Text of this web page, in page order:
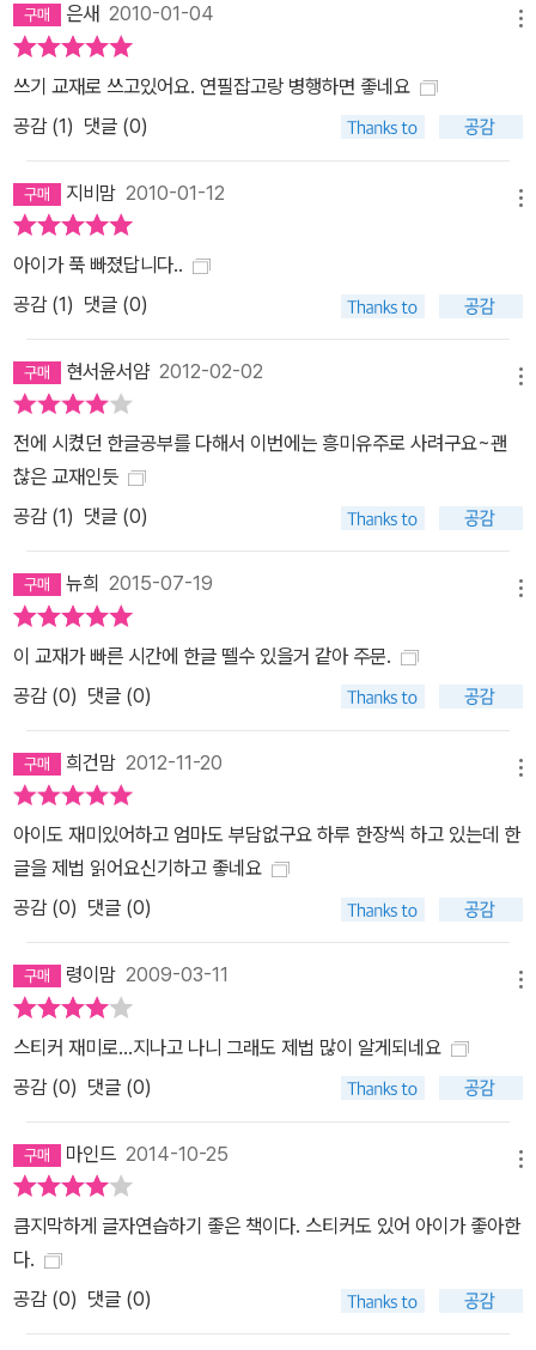
은새 2010-01-04
쓰기 교재로 쓰고있어요. 연필잡고랑 병행하면 좋네요
공감 (1) 댓글 (0)
지비맘 2010-01-12
아이가 푹 빠졌답니다..
공감 (1) 댓글 (0)
현서윤서얌2012-02-02
전에 시켰던 한글공부를 다해서 이번에는 흥미유주로 사려구요~괜
찮은 교재인듯
공감 (1) 댓글 (0)
뉴희 2015-07-19
이 교재가 빠른 시간에 한글 뗄수 있을거 같아 주문.
공감 (0) 댓글 (0)
희건맘 2012-11-20
아이도 재미있어하고 엄마도 부담없구요 하루 한장씩 하고 있는데 한
글을 제법 읽어요신기하고 좋네요
공감 (0) 댓글 (0)
령이맘 2009-03-11
스티커 재미로...지나고 나니 그래도 제법 많이 알게되네요
공감 (0) 댓글 (0)
마인드 2014-10-25
큼지막하게 글자연습하기 좋은 책이다. 스티커도 있어 아이가 좋아한
다.
공감 (0) 댓글 (0)